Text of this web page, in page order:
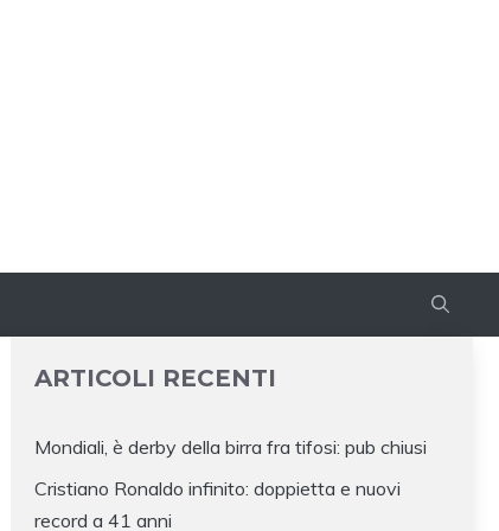
ARTICOLI RECENTI
Mondiali, è derby della birra fra tifosi: pub chiusi
Cristiano Ronaldo infinito: doppietta e nuovi
record a 41 anni